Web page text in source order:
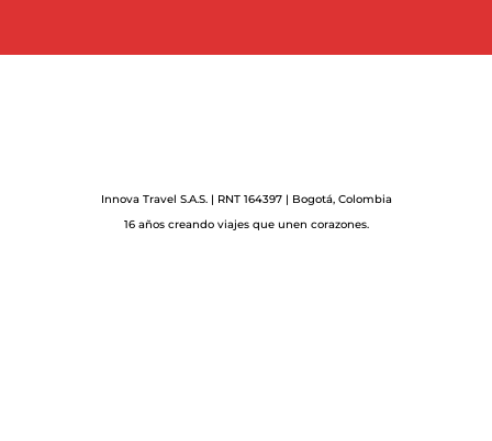
Innova Travel S.A.S. | RNT 164397 | Bogotá, Colombia
16 años creando viajes que unen corazones.